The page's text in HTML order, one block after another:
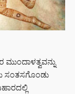
ಸಂತಸಗೊಂಡು